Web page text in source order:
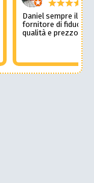
Daniel sempre il
fornitore di fiducia
qualità e prezzo